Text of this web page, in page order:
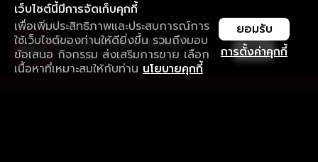
เว็บไซต์นี้มีการจัดเก็บคุกกี้
เพื่อเพิ่มประสิทธิภาพและประสบการณ์การ
ใช้เว็บไซต์ของท่านให้ดียิ่งขึ้น รวมถึงมอบ
ข้อเสนอ กิจกรรม ส่งเสริมการขาย เลือก
เนื้อหาที่เหมาะสมให้กับท่าน นโยบายคุกกี้
การตั้งค่าคุกกี้
ยอมรับ
ใช้งานแอป ลื่นไหลกว่า ไม่มีสะดุด
ดาวน์โหลดแอปเพื่อการรับชมที่ดีกว่า เปิด